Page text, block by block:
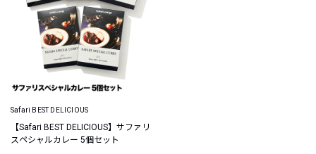
Safari BEST DELICIOUS
【Safari BEST DELICIOUS】サファリ
スペシャルカレー 5個セット